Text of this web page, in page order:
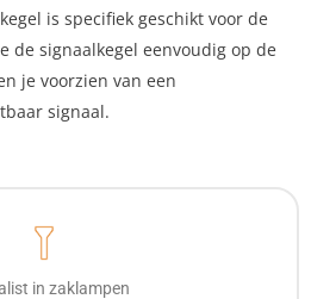
is specifiek geschikt voor de
de signaalkegel eenvoudig op de
je voorzien van een
signaal.
in zaklampen